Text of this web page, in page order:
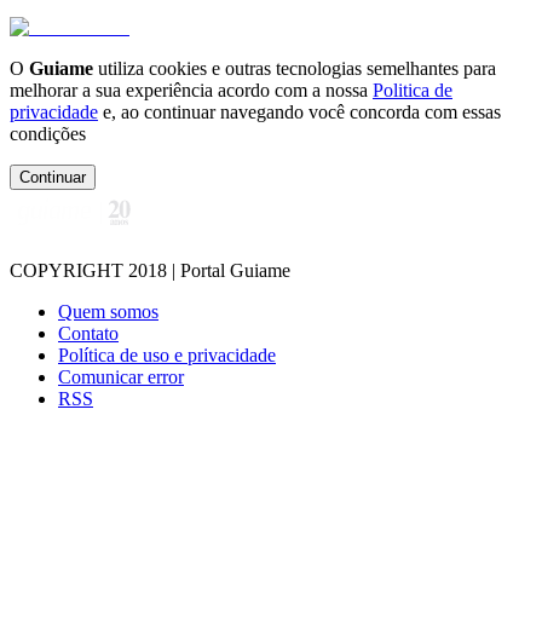
O Guiame utiliza cookies e outras tecnologias semelhantes para
melhorar a sua experiência acordo com a nossa Politica de
privacidade e, ao continuar navegando você concorda com essas
condições
Continuar
COPYRIGHT 2018 | Portal Guiame
Quem somos
Contato
Política de uso e privacidade
Comunicar error
RSS